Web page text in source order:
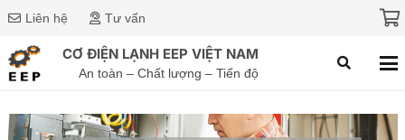
Liên hệ Tư vấn
CƠ ĐIỆN LẠNH EEP VIỆT NAM
An toàn – Chất lượng – Tiến độ